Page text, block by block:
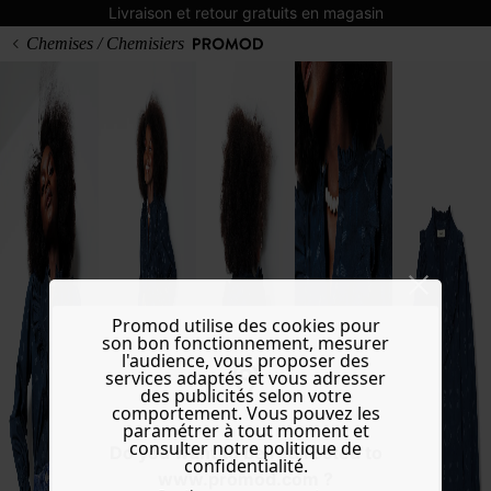
Livraison et retour gratuits en magasin
Do you want to be redirected to
www.promod.com ?
Chemises / Chemisiers
Promod utilise des cookies pour
son bon fonctionnement, mesurer
l'audience, vous proposer des
services adaptés et vous adresser
des publicités selon votre
comportement. Vous pouvez les
paramétrer à tout moment et
consulter notre politique de
confidentialité.